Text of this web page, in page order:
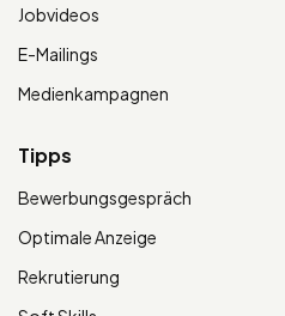
Jobvideos
E-Mailings
Medienkampagnen
Tipps
Bewerbungsgespräch
Optimale Anzeige
Rekrutierung